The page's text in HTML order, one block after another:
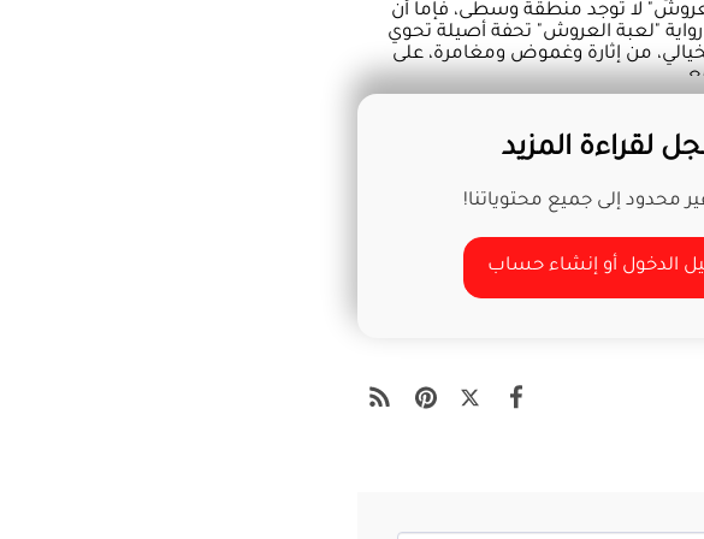
لا توجد منطقة وسطى، فإما أن
رواية "لعبة العروش" تحفة أصيلة تحوي
من إثارة وغموض ومغامرة، على
لقراءة المزيد
محدود إلى جميع محتوياتنا!
الدخول أو إنشاء حساب